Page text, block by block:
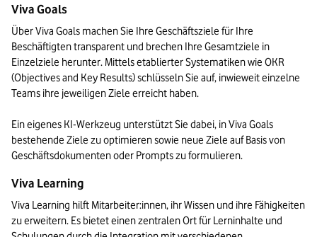
Viva Goals
Über Viva Goals machen Sie Ihre Geschäftsziele für Ihre
Beschäftigten transparent und brechen Ihre Gesamtziele in
Einzelziele herunter. Mittels etablierter Systematiken wie OKR
(Objectives and Key Results) schlüsseln Sie auf, inwieweit einzelne
Teams ihre jeweiligen Ziele erreicht haben.
Ein eigenes KI-Werkzeug unterstützt Sie dabei, in Viva Goals
bestehende Ziele zu optimieren sowie neue Ziele auf Basis von
Geschäftsdokumenten oder Prompts zu formulieren.
Viva Learning
Viva Learning hilft Mitarbeiter:innen, ihr Wissen und ihre Fähigkeiten
zu erweitern. Es bietet einen zentralen Ort für Lerninhalte und